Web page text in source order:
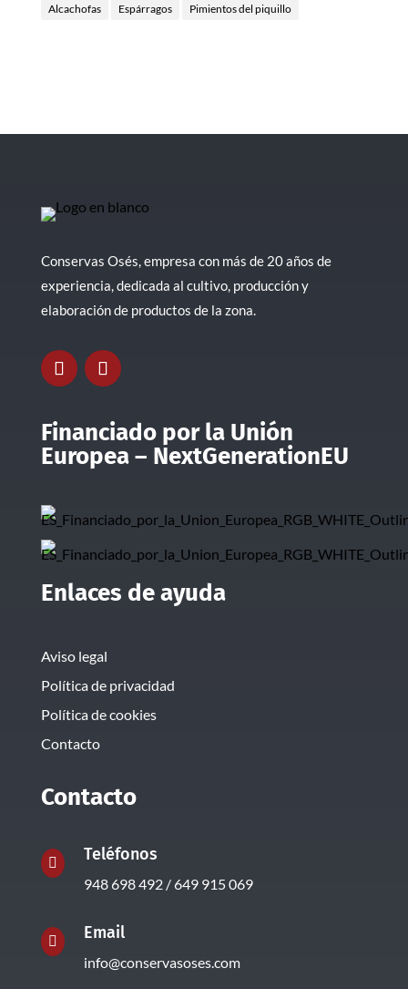
Alcachofas Espárragos Pimientos del piquillo
Conservas Osés, empresa con más de 20 años de
experiencia, dedicada al cultivo, producción y
elaboración de productos de la zona.
Financiado por la Unión
Europea – NextGenerationEU
Enlaces de ayuda
Aviso legal
Política de privacidad
Política de cookies
Contacto
Contacto
 Teléfonos
948 698 492 / 649 915 069
 Email
info@conservasoses.com